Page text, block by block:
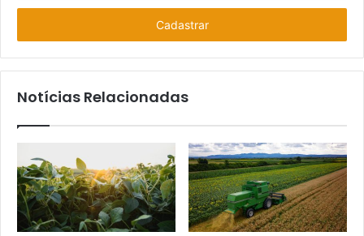
seu
mail
Notícias Relacionadas